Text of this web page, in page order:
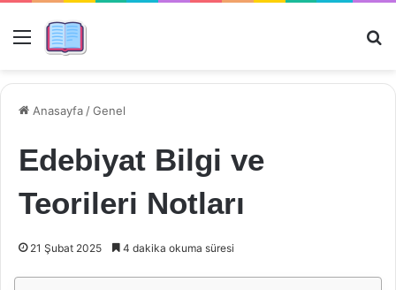
Menü
Anasayfa /Genel
Edebiyat Bilgi ve
Teorileri Notları
21 Şubat 2025 4 dakika okuma süresi